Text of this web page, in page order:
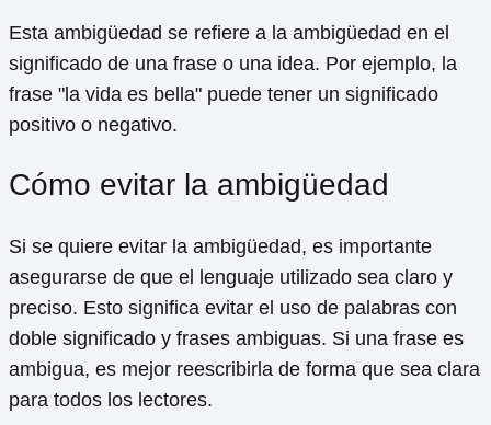
Esta ambigüedad se refiere a la ambigüedad en el
significado de una frase o una idea. Por ejemplo, la
frase "la vida es bella" puede tener un significado
positivo o negativo.
Cómo evitar la ambigüedad
Si se quiere evitar la ambigüedad, es importante
asegurarse de que el lenguaje utilizado sea claro y
preciso. Esto significa evitar el uso de palabras con
doble significado y frases ambiguas. Si una frase es
ambigua, es mejor reescribirla de forma que sea clara
para todos los lectores.